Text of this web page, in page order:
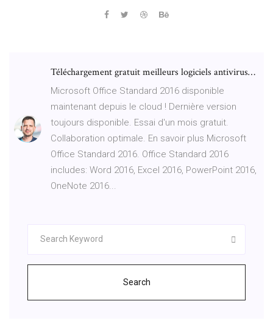
Téléchargement gratuit meilleurs logiciels antivirus…
Microsoft Office Standard 2016 disponible
maintenant depuis le cloud ! Dernière version
toujours disponible. Essai d'un mois gratuit.
Collaboration optimale. En savoir plus Microsoft
Office Standard 2016. Office Standard 2016
includes: Word 2016, Excel 2016, PowerPoint 2016,
OneNote 2016...
Search